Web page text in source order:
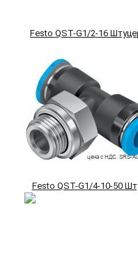
Festo QST-G1/2-16
Festo QST-G1/4-10-50